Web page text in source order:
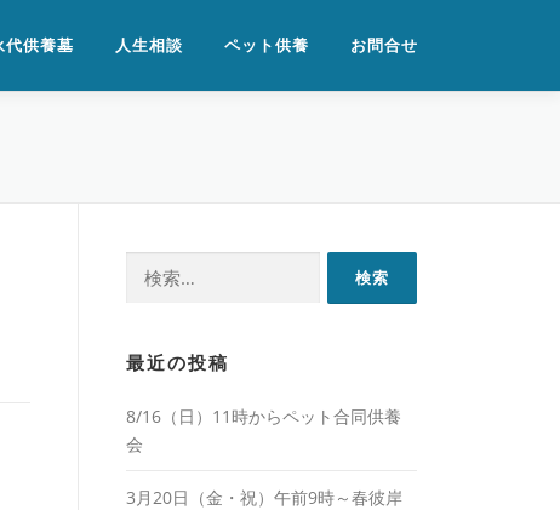
代供養墓 人生相談 ペット供養 お問合せ
最近の投稿
8/16（日）11時からペット合同供養
会
3月20日（金・祝）午前9時～春彼岸